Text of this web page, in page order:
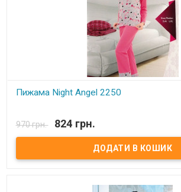
Пижама Night Angel 2250
Домашний костюм для дома и сна. Комплект
изделий: кофточки и длинных брюк. Состав:
Размеры: S/M, L/XL. Производитель: Night
970 грн. 824 грн.